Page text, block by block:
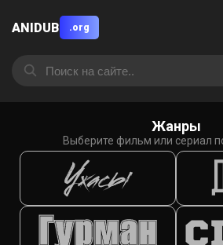
ANIDUB .org
Жанры
Выберите фильм или сериал